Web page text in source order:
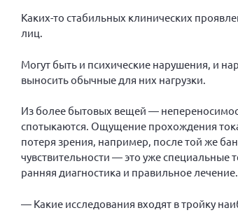
Каких-то стабильных клинических
лиц.
Могут быть и психические нарушения, и
выносить обычные для них нагрузки.
Из более бытовых вещей —
спотыкаются. Ощущение прохождения
потеря зрения, например, после той же
чувствительности — это уже
ранняя диагностика и правильное лечение.
— Какие исследования входят в тройку